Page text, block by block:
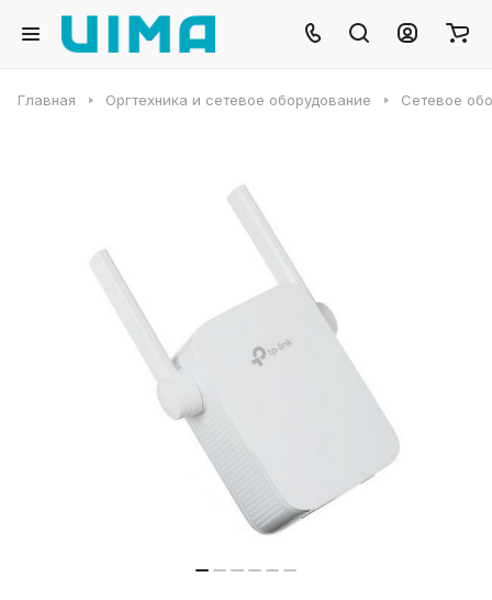
Главная Оргтехника и сетевое оборудование Сетевое